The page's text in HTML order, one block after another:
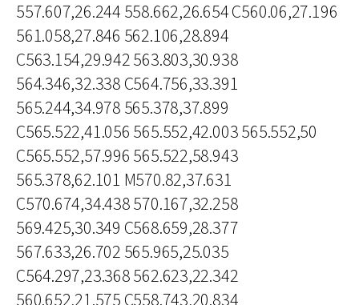
557.607,26.244 558.662,26.654 C560.06,27.196
561.058,27.846 562.106,28.894
C563.154,29.942 563.803,30.938
564.346,32.338 C564.756,33.391
565.244,34.978 565.378,37.899
C565.522,41.056 565.552,42.003 565.552,50
C565.552,57.996 565.522,58.943
565.378,62.101 M570.82,37.631
C570.674,34.438 570.167,32.258
569.425,30.349 C568.659,28.377
567.633,26.702 565.965,25.035
C564.297,23.368 562.623,22.342